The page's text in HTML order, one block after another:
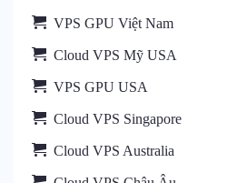
VPS GPU Việt Nam
Cloud VPS Mỹ USA
VPS GPU USA
Cloud VPS Singapore
Cloud VPS Australia